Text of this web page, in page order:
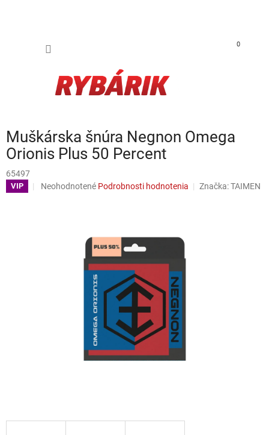
0
Muškárska šnúra Negnon Omega
Orionis Plus 50 Percent
65497
VIP Priemerné hodnotenie produktu je 0,0 z 5 hviezdičiek.
Neohodnotené Podrobnosti hodnotenia Značka:TAIMEN